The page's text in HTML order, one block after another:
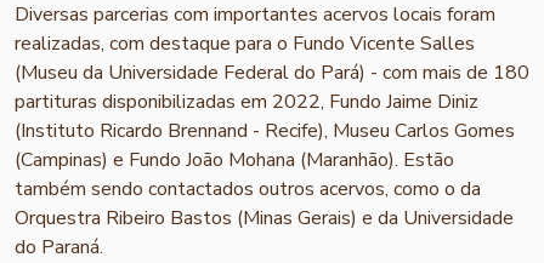
Diversas parcerias com importantes acervos locais foram
realizadas, com destaque para o Fundo Vicente Salles
(Museu da Universidade Federal do Pará) - com mais de 180
partituras disponibilizadas em 2022, Fundo Jaime Diniz
(Instituto Ricardo Brennand - Recife), Museu Carlos Gomes
(Campinas) e Fundo João Mohana (Maranhão). Estão
também sendo contactados outros acervos, como o da
Orquestra Ribeiro Bastos (Minas Gerais) e da Universidade
do Paraná.